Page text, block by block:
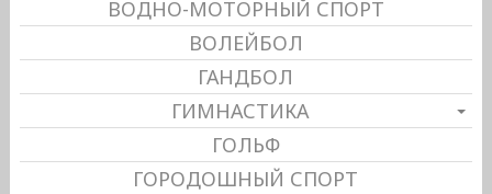
ВОДНО-МОТОРНЫЙ СПОРТ
ВОЛЕЙБОЛ
ГАНДБОЛ
ГИМНАСТИКА
ГОЛЬФ
ГОРОДОШНЫЙ СПОРТ